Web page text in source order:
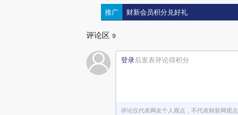
推广 财新会员积分兑好礼
评论区 9
登录后发表评论得积分
评论仅代表网友个人观点，不代表财新网观点